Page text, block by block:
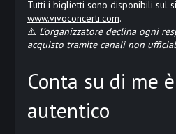
Tutti i biglietti sono disponibili sul
www.vivoconcerti.com.
⚠️ L’organizzatore declina ogni
acquisto tramite canali non
Conta su di me
autentico